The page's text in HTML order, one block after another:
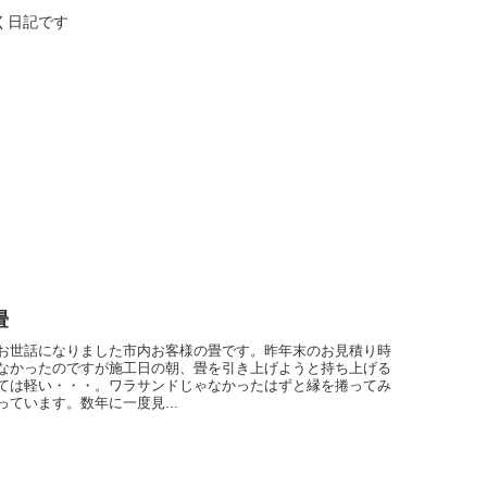
日記です
世話になりました市内お客様の畳です。昨年末のお見積り時
かったのですが施工日の朝、畳を引き上げようと持ち上げる
は軽い・・・。ワラサンドじゃなかったはずと縁を捲ってみ
ています。数年に一度見...